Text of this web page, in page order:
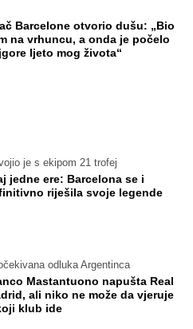
Barcelone otvorio dušu: „Bio
na vrhuncu, a onda je počelo
ljeto mog života“
je s ekipom 21 trofej
jedne ere: Barcelona se i
riješila svoje legende
odluka Argentinca
Mastantuono napušta Real
ali niko ne može da vjeruje
klub ide